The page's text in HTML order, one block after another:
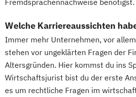
Welche Karriereaussichten
Immer mehr Unternehmen, vor
stehen vor ungeklärten Fragen der
Altersgründen. Hier kommst du ins
Wirtschaftsjurist bist du der erste
es um rechtliche Fragen im